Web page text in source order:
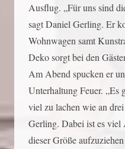
Ausflug. „Für uns sind
sagt Daniel Gerling. Er
Wohnwagen samt
Deko sorgt bei den
Am Abend spucken er
Unterhaltung Feuer. „Es
viel zu lachen wie an
Gerling. Dabei ist es
dieser Größe